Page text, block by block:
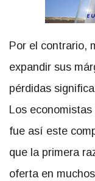
Por el contrario,
expandir sus
pérdidas
Los
fue así este
que la primera
oferta en